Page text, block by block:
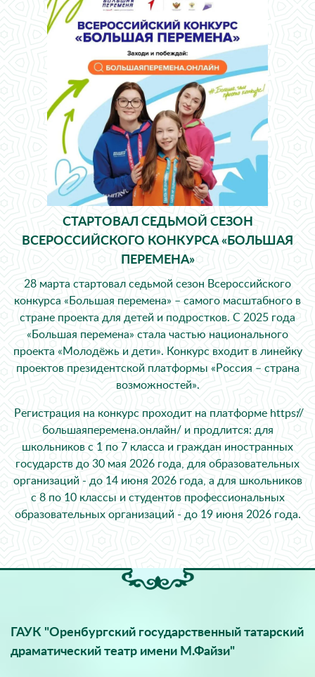
СТАРТОВАЛ СЕДЬМОЙ СЕЗОН
ВСЕРОССИЙСКОГО КОНКУРСА «БОЛЬШАЯ
ПЕРЕМЕНА»
28 марта стартовал седьмой сезон Всероссийского
конкурса «Большая перемена» – самого масштабного в
стране проекта для детей и подростков. С 2025 года
«Большая перемена» стала частью национального
проекта «Молодёжь и дети». Конкурс входит в линейку
проектов президентской платформы «Россия – страна
возможностей».
Регистрация на конкурс проходит на платформе https://
большаяперемена.онлайн/и продлится: для
школьников с 1 по 7 класса и граждан иностранных
государств до 30 мая 2026 года, для образовательных
организаций - до 14 июня 2026 года, а для школьников
с 8 по 10 классы и студентов профессиональных
образовательных организаций - до 19 июня 2026 года.
ГАУК "Оренбургский государственный татарский
драматический театр имени М.Файзи"